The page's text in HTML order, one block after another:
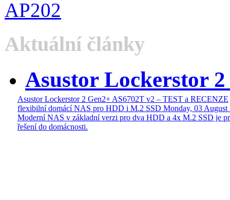
Aktuální články
Asustor Lockerstor
Asustor Lockerstor 2 Gen2+ AS6702T v2 – TEST a RECENZE
flexibilní domácí NAS pro HDD i M.2 SSD Monday, 03 August
Moderní NAS v základní verzi pro dva HDD a 4x M.2 SSD je
řešení do domácnosti.